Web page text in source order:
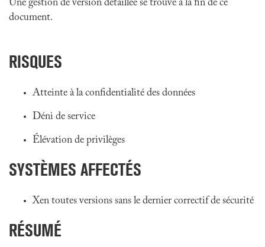
Une gestion de version détaillée se trouve à la fin de ce
document.
RISQUES
Atteinte à la confidentialité des données
Déni de service
Élévation de privilèges
SYSTÈMES AFFECTÉS
Xen toutes versions sans le dernier correctif de sécurité
RÉSUMÉ